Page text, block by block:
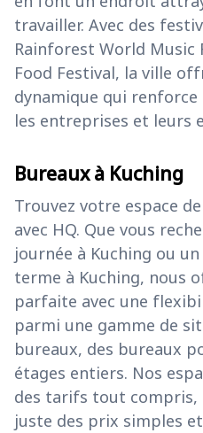
travailler. Avec des
Rainforest World Music
Food Festival, la ville
dynamique qui
les entreprises et leurs
Bureaux à Kuching
Trouvez votre espace
avec HQ. Que vous
journée à Kuching ou
terme à Kuching, nous
parfaite avec une
parmi une gamme de
bureaux, des bureaux
étages entiers. Nos
des tarifs tout compris,
juste des prix simples